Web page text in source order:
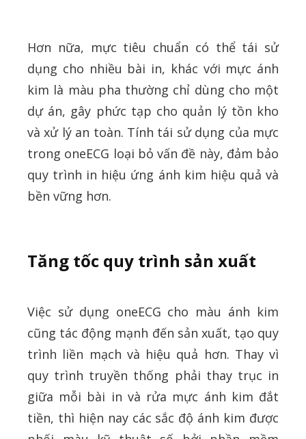
Hơn nữa, mực tiêu chuẩn có thể tái sử
dụng cho nhiều bài in, khác với mực ánh
kim là màu pha thường chỉ dùng cho một
dự án, gây phức tạp cho quản lý tồn kho
và xử lý an toàn. Tính tái sử dụng của mực
trong oneECG loại bỏ vấn đề này, đảm bảo
quy trình in hiệu ứng ánh kim hiệu quả và
bền vững hơn.
Tăng tốc quy trình sản xuất
Việc sử dụng oneECG cho màu ánh kim
cũng tác động mạnh đến sản xuất, tạo quy
trình liền mạch và hiệu quả hơn. Thay vì
quy trình truyền thống phải thay trục in
giữa mỗi bài in và rửa mực ánh kim đắt
tiền, thì hiện nay các sắc độ ánh kim được